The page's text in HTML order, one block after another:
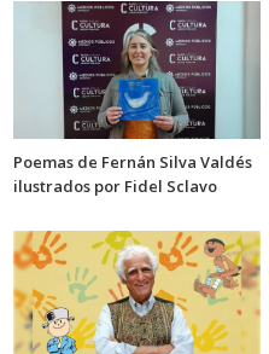
Poemas de Fernán Silva Valdés
ilustrados por Fidel Sclavo